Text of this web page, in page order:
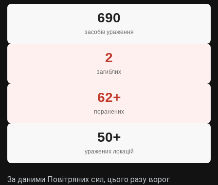
690
засобів ураження
2
загиблих
62+
поранених
50+
уражених локацій
За даними Повітряних сил, цього разу ворог